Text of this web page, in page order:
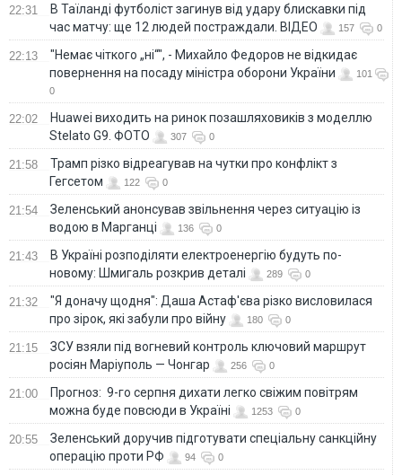
22:31
В Таїланді футболіст загинув від удару блискавки під
час матчу: ще 12 людей постраждали. ВІДЕО
157 0
22:13
"Немає чіткого „ні“", - Михайло Федоров не відкидає
повернення на посаду міністра оборони України
101
0
22:02
Huawei виходить на ринок позашляховиків з моделлю
Stelato G9. ФОТО
307 0
21:58
Трамп різко відреагував на чутки про конфлікт з
Гегсетом
122 0
21:54
Зеленський анонсував звільнення через ситуацію із
водою в Марганці
136 0
21:43
В Україні розподіляти електроенергію будуть по-
новому: Шмигаль розкрив деталі
289 0
21:32
"Я доначу щодня": Даша Астаф'єва різко висловилася
про зірок, які забули про війну
180 0
21:15
ЗСУ взяли під вогневий контроль ключовий маршрут
росіян Маріуполь — Чонгар
256 0
21:00
Прогноз: 9-го серпня дихати легко свіжим повітрям
можна буде повсюди в Україні
1253 0
20:55
Зеленський доручив підготувати спеціальну санкційну
операцію проти РФ
94 0